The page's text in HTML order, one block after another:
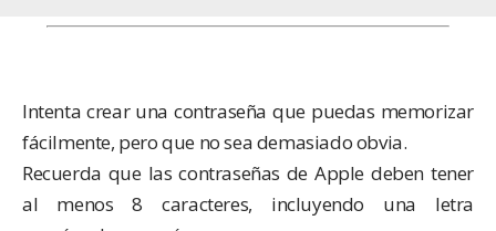
Intenta crear una contraseña que puedas memorizar
fácilmente, pero que no sea demasiado obvia.
Recuerda que las contraseñas de Apple deben tener
al menos 8 caracteres, incluyendo una letra